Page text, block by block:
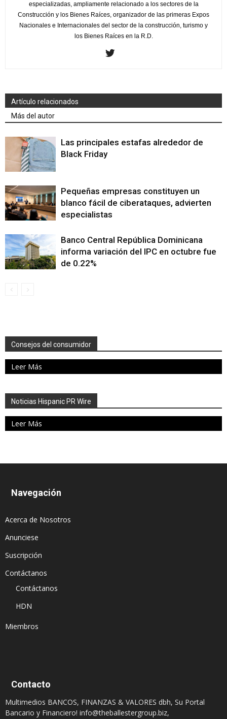
especializadas, ampliamente relacionado a los sectores de la
Construcción y los Bienes Raíces, organizador de las primeras Expos
Nacionales e Internacionales del sector de la construcción, turismo y
los Bienes Raíces en la R.D.
Artículo relacionados
Más del autor
Las principales estafas alrededor de
Black Friday
Pequeñas empresas constituyen un
blanco fácil de ciberataques, advierten
especialistas
Banco Central República Dominicana
informa variación del IPC en octubre fue
de 0.22%
Consejos del consumidor
Leer Más
Noticias Hispanic PR Wire
Leer Más
Navegación
Acerca de Nosotros
Anunciese
Suscripción
Contáctanos
Contáctanos
HDN
Miembros
Contacto
Multimedios BANCOS, FINANZAS & VALORES dbh, Su Portal
Bancario y Financiero! info@theballestergroup.biz,